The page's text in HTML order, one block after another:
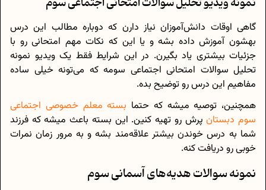
گاهی اوقات دانش‌آموزان نیاز دارن که دوباره مطالب این درس
بهشون آموزش داده بشه و یا این که نکات مهم امتحانی رو با
جزئیات بیشتری یاد بگیرن. در این شرایط فقط یک ویدیو نمونه
تحلیل سوالات امتحانی اجتماعی سومه که می‌تونه خیلی ساده
مفاهیم این درس رو توضیح بده.
همچنین، توصیه میشه که حتما بسته معلم خصوصی اجتماعی
سوم دبستانپرش رو تهیه کنین. این بسته باعث میشه که فرزند
شما به درس خوندن بیشتر علاقه‌مند بشه و به مرور زمان نمرات
خوبی رو دریافت کنه.
نمونه سوالات هدیه‌های آسمانی سوم